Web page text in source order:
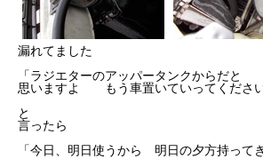
漏れてました
「ラジエターのアッパータンクからだと
思いますよ もう車置いていってください
と
言ったら
「今日、明日使うから 明日の夕方持って